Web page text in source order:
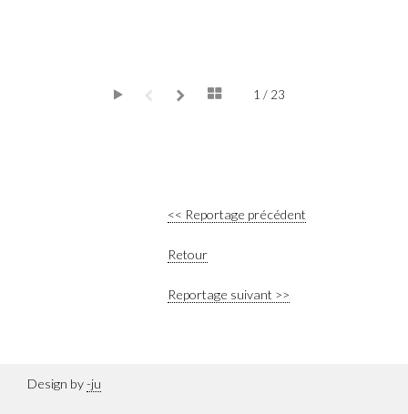
1 / 23
<< Reportage précédent
Retour
Reportage suivant >>
Design by-ju